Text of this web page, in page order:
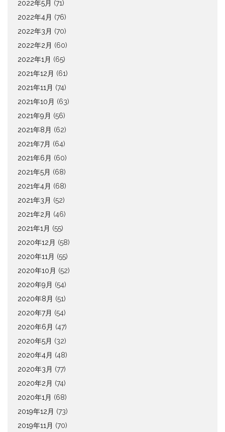
2022年5月 (71)
2022年4月 (76)
2022年3月 (70)
2022年2月 (60)
2022年1月 (65)
2021年12月 (61)
2021年11月 (74)
2021年10月 (63)
2021年9月 (56)
2021年8月 (62)
2021年7月 (64)
2021年6月 (60)
2021年5月 (68)
2021年4月 (68)
2021年3月 (52)
2021年2月 (46)
2021年1月 (55)
2020年12月 (58)
2020年11月 (55)
2020年10月 (52)
2020年9月 (54)
2020年8月 (51)
2020年7月 (54)
2020年6月 (47)
2020年5月 (32)
2020年4月 (48)
2020年3月 (77)
2020年2月 (74)
2020年1月 (68)
2019年12月 (73)
2019年11月 (70)